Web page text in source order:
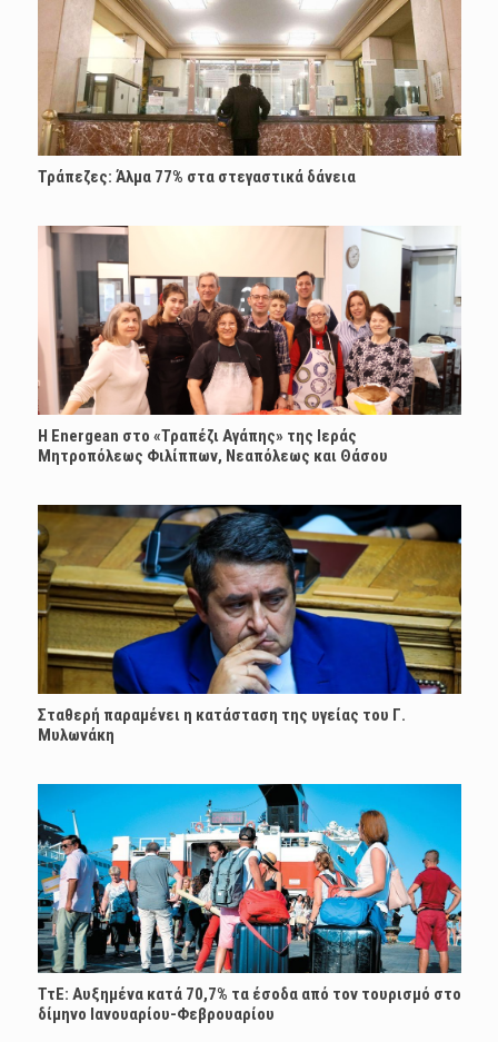
Τράπεζες: Άλμα 77% στα στεγαστικά δάνεια
H Energean στο «Τραπέζι Αγάπης» της Ιεράς
Μητροπόλεως Φιλίππων, Νεαπόλεως και Θάσου
Σταθερή παραμένει η κατάσταση της υγείας του Γ.
Μυλωνάκη
ΤτΕ: Αυξημένα κατά 70,7% τα έσοδα από τον τουρισμό στο
δίμηνο Ιανουαρίου-Φεβρουαρίου